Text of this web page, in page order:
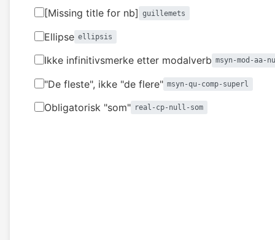
[Missing title for nb] guillemets
Ellipse ellipsis
Ikke infinitivsmerke etter modalverb msyn-mod-aa-
"De fleste", ikke "de flere" msyn-qu-comp-superl
Obligatorisk "som" real-cp-null-som